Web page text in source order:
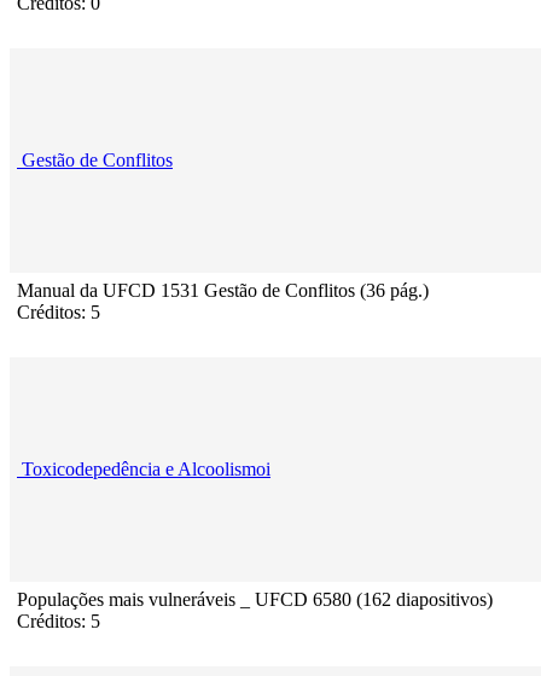
Gestão de Conflitos
Manual da UFCD 1531 Gestão de Conflitos (36 pág.)
Créditos: 5
Toxicodepedência e Alcoolismoi
Populações mais vulneráveis _ UFCD 6580 (162 diapositivos)
Créditos: 5